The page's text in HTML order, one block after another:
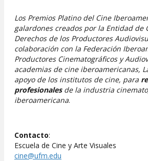
Los Premios Platino del Cine
galardones creados por la Entidad de
Derechos de los Productores
colaboración con la Federación
Productores Cinematográficos y
academias de cine iberoamericanas,
apoyo de los institutos de cine, para
profesionalesde la industria
iberoamericana.
Contacto:
Escuela de Cine y Arte Visuales
cine@ufm.edu